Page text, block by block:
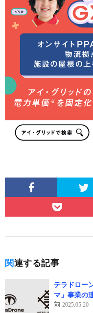
関連する記事
テラドロー
マ」事業の
2025.05.20